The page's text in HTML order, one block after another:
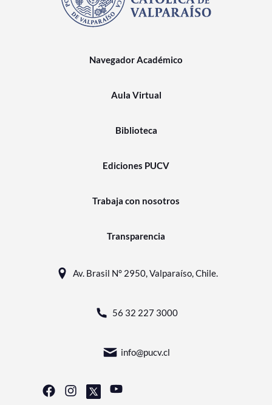
Navegador Académico
Aula Virtual
Biblioteca
Ediciones PUCV
Trabaja con nosotros
Transparencia
Av. Brasil N° 2950, Valparaíso, Chile.
56 32 227 3000
info@pucv.cl